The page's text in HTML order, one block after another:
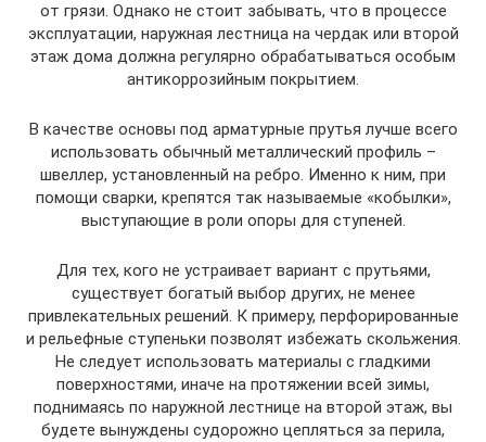
от грязи. Однако не стоит забывать, что в процессе
эксплуатации, наружная лестница на чердак или второй
этаж дома должна регулярно обрабатываться особым
антикоррозийным покрытием.
В качестве основы под арматурные прутья лучше всего
использовать обычный металлический профиль –
швеллер, установленный на ребро. Именно к ним, при
помощи сварки, крепятся так называемые «кобылки»,
выступающие в роли опоры для ступеней.
Для тех, кого не устраивает вариант с прутьями,
существует богатый выбор других, не менее
привлекательных решений. К примеру, перфорированные
и рельефные ступеньки позволят избежать скольжения.
Не следует использовать материалы с гладкими
поверхностями, иначе на протяжении всей зимы,
поднимаясь по наружной лестнице на второй этаж, вы
будете вынуждены судорожно цепляться за перила,